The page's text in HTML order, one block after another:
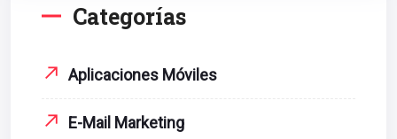
Categorías
Aplicaciones Móviles
E-Mail Marketing